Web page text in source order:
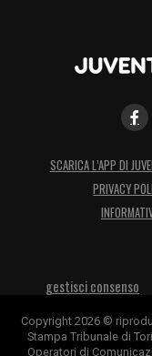
SCARICA L’APP DI
PRIVACY
gestisci consenso
Copyright 2026 ©
Stampa Tribunale di
Operatori di